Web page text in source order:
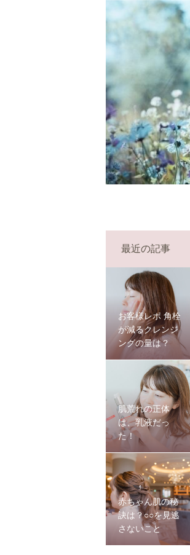
最近の記事
お客様レポ 角栓
が減るクレンジ
ングの量は？
肌荒れの正体
は、乳液だっ
た！
赤ちゃん肌の秘
訣は？○○を見逃
さないこと